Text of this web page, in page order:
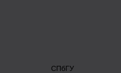
СПбГУ